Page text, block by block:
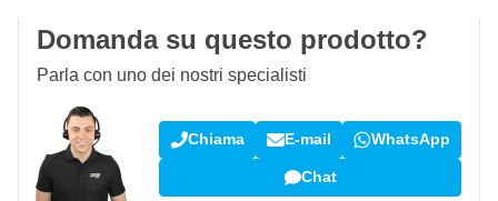
Domanda su questo prodotto?
Parla con uno dei nostri specialisti
Chiama E-mail WhatsApp
Chat